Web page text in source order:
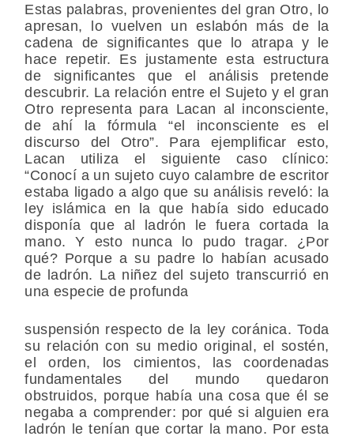
Estas palabras, provenientes del gran Otro, lo
apresan, lo vuelven un eslabón más de la
cadena de significantes que lo atrapa y le
hace repetir. Es justamente esta estructura
de significantes que el análisis pretende
descubrir. La relación entre el Sujeto y el gran
Otro representa para Lacan al inconsciente,
de ahí la fórmula “el inconsciente es el
discurso del Otro”. Para ejemplificar esto,
Lacan utiliza el siguiente caso clínico:
“Conocí a un sujeto cuyo calambre de escritor
estaba ligado a algo que su análisis reveló: la
ley islámica en la que había sido educado
disponía que al ladrón le fuera cortada la
mano. Y esto nunca lo pudo tragar. ¿Por
qué? Porque a su padre lo habían acusado
de ladrón. La niñez del sujeto transcurrió en
una especie de profunda
suspensión respecto de la ley coránica. Toda
su relación con su medio original, el sostén,
el orden, los cimientos, las coordenadas
fundamentales del mundo quedaron
obstruidos, porque había una cosa que él se
negaba a comprender: por qué si alguien era
ladrón le tenían que cortar la mano. Por esta